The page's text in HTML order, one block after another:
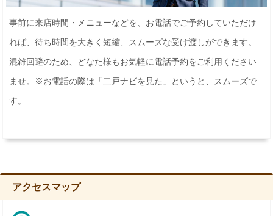
事前に来店時間・メニューなどを、お電話でご予約していただけ
れば、待ち時間を大きく短縮、スムーズな受け渡しができます。
混雑回避のため、どなた様もお気軽に電話予約をご利用ください
ませ。※お電話の際は「二戸ナビを見た」というと、スムーズで
す。
アクセスマップ